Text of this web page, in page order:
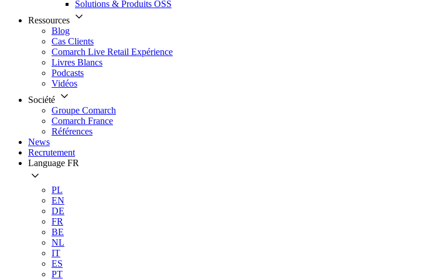
Solutions & Produits OSS
Ressources
Blog
Cas Clients
Comarch Live Retail Expérience
Livres Blancs
Podcasts
Vidéos
Société
Groupe Comarch
Comarch France
Références
News
Recrutement
Language FR
PL
EN
DE
FR
BE
NL
IT
ES
PT